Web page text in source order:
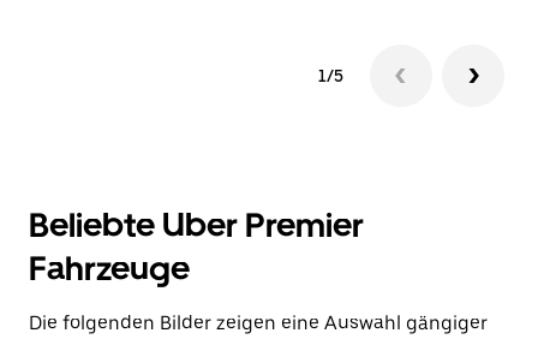
1/5
Beliebte Uber Premier
Fahrzeuge
Die folgenden Bilder zeigen eine Auswahl gängiger